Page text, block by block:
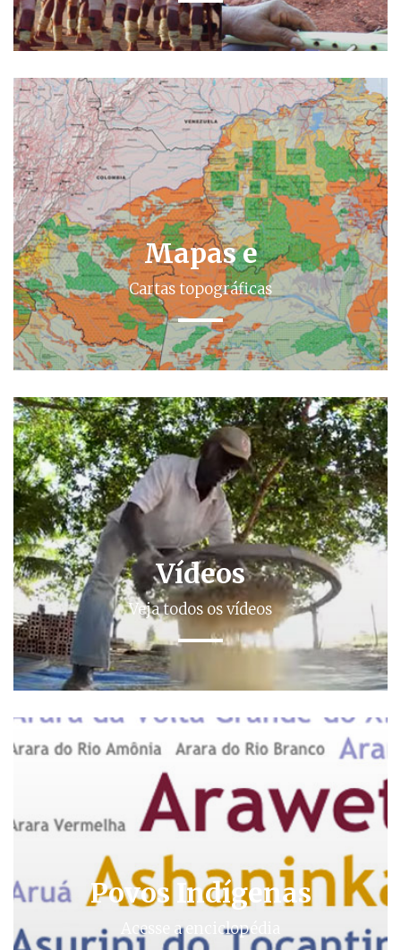
Mapas e
Cartas topográficas
Vídeos
Veja todos os vídeos
Povos Indígenas
Acesse a enciclopédia